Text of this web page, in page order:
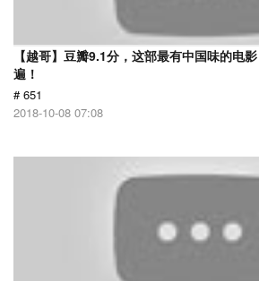
【越哥】豆瓣9.1分，这部最有中国味的电
遍！
# 651
2018-10-08 07:08